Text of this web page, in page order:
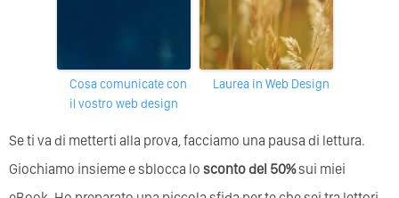
Cosa comunicate con
il vostro web design
Laurea in Web Design
Se ti va di metterti alla prova, facciamo una pausa di lettura.
Giochiamo insieme e sblocca lo sconto del 50%sui miei